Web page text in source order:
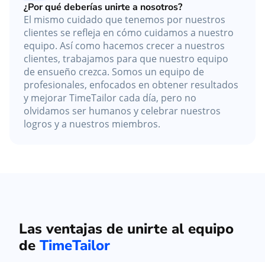
¿Por qué deberías unirte a nosotros?
El mismo cuidado que tenemos por nuestros
clientes se refleja en cómo cuidamos a nuestro
equipo. Así como hacemos crecer a nuestros
clientes, trabajamos para que nuestro equipo
de ensueño crezca. Somos un equipo de
profesionales, enfocados en obtener resultados
y mejorar TimeTailor cada día, pero no
olvidamos ser humanos y celebrar nuestros
logros y a nuestros miembros.
Las ventajas de unirte al equipo
de TimeTailor